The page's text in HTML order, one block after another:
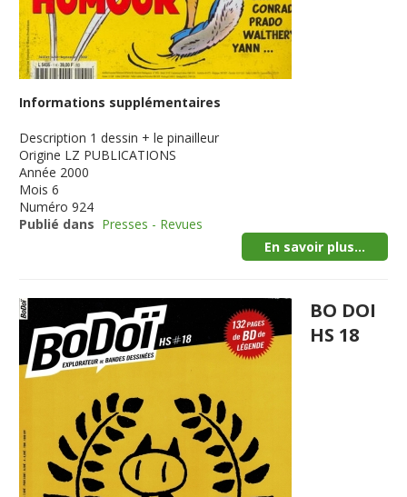
Informations supplémentaires
Description 1 dessin + le pinailleur
Origine LZ PUBLICATIONS
Année 2000
Mois 6
Numéro 924
Publié dans Presses - Revues
En savoir plus...
BO DOI
HS 18